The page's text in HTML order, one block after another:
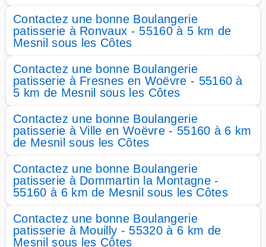
Contactez une bonne Boulangerie
patisserie à Ronvaux - 55160 à 5 km de
Mesnil sous les Côtes
Contactez une bonne Boulangerie
patisserie à Fresnes en Woëvre - 55160 à
5 km de Mesnil sous les Côtes
Contactez une bonne Boulangerie
patisserie à Ville en Woëvre - 55160 à 6 km
de Mesnil sous les Côtes
Contactez une bonne Boulangerie
patisserie à Dommartin la Montagne -
55160 à 6 km de Mesnil sous les Côtes
Contactez une bonne Boulangerie
patisserie à Mouilly - 55320 à 6 km de
Mesnil sous les Côtes